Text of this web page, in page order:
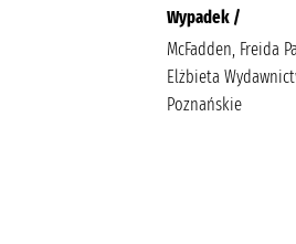
Wypadek /
McFadden, Freida
Elżbieta
Poznańskie